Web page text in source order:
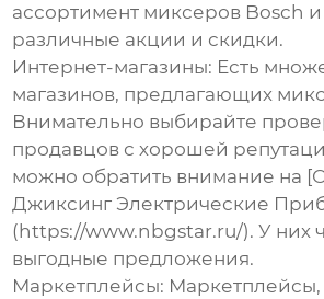
ассортимент миксеров Bosch
различные акции и скидки.
Интернет-магазины: Есть
магазинов, предлагающих
Внимательно выбирайте
продавцов с хорошей
можно обратить внимание на
Джиксинг Электрические
(https://www.nbgstar.ru/). У них
выгодные предложения.
Маркетплейсы: Маркетплейсы,